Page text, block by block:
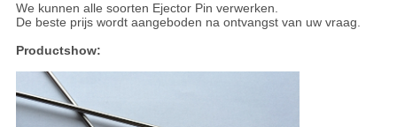
We kunnen alle soorten Ejector Pin verwerken.
De beste prijs wordt aangeboden na ontvangst van uw vraag.
Productshow: